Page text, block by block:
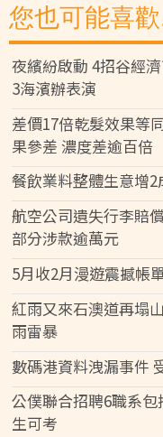
您也可能喜
夜繽紛啟動 4招谷經
3海濱辦表演
差價17倍乾髮效果等
果參差 濃度差逾百倍
餐飲業料整體生意增
航空公司遺失行李賠
部分涉款逾萬元
5月收2月漫遊震撼帳
紅雨又來石澳道再塌
雨雷暴
數碼港資料洩漏事件
公僕聯合招聘6職系
生可考